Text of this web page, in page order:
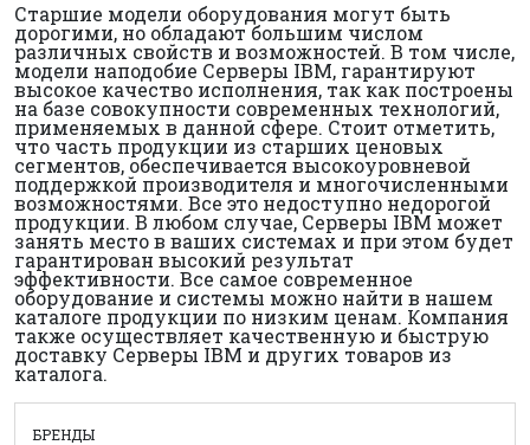
Старшие модели оборудования могут быть
дорогими, но обладают большим числом
различных свойств и возможностей. В том числе,
модели наподобие Серверы IBM, гарантируют
высокое качество исполнения, так как построены
на базе совокупности современных технологий,
применяемых в данной сфере. Стоит отметить,
что часть продукции из старших ценовых
сегментов, обеспечивается высокоуровневой
поддержкой производителя и многочисленными
возможностями. Все это недоступно недорогой
продукции. В любом случае, Серверы IBM может
занять место в ваших системах и при этом будет
гарантирован высокий результат
эффективности. Все самое современное
оборудование и системы можно найти в нашем
каталоге продукции по низким ценам. Компания
также осуществляет качественную и быструю
доставку Серверы IBM и других товаров из
каталога.
БРЕНДЫ